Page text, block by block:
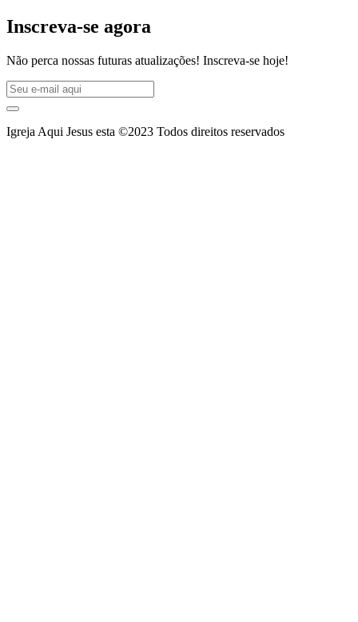
Inscreva-se agora
Não perca nossas futuras atualizações! Inscreva-se hoje!
Igreja Aqui Jesus esta ©2023 Todos direitos reservados